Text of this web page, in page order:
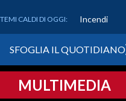
CRONACA SARDEGNA
TEMI CALDI DI OGGI: Incendi
SFOGLIA IL QUOTIDIANO
MULTIMEDIA